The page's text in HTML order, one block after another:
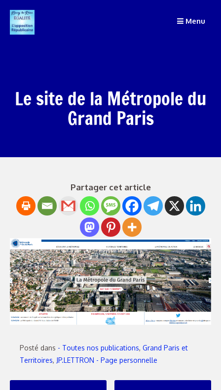
contenu
Menu
Le site de la Métropole du
Grand Paris
Partager cet article
Posté dans - Toutes nos publications, Grand Paris et
Territoires, JP.LETTRON - Page personnelle